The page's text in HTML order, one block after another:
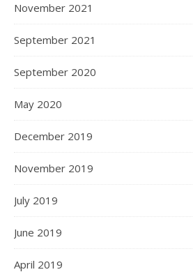
November 2021
September 2021
September 2020
May 2020
December 2019
November 2019
July 2019
June 2019
April 2019